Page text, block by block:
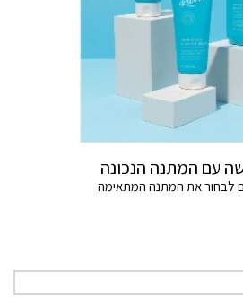
עם המתנה הנכונה
לבחור את המתנה המתאימה